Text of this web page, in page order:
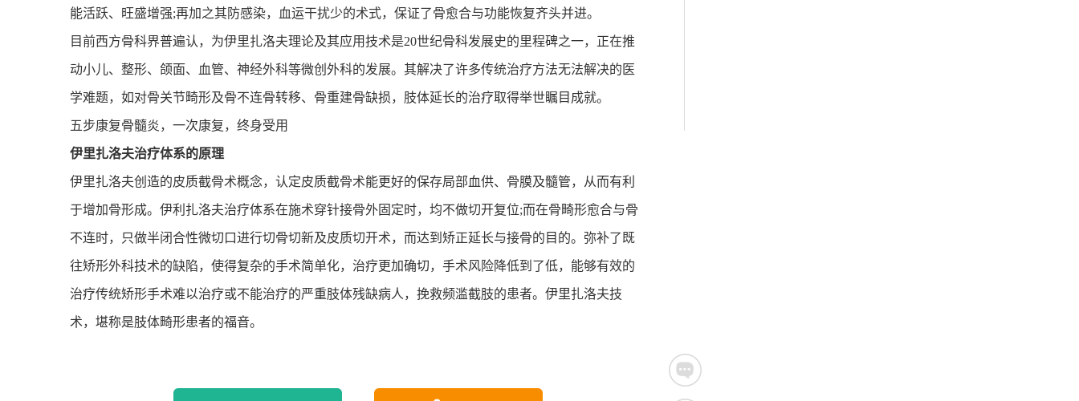
能活跃、旺盛增强;再加之其防感染，血运干扰少的术式，保证了骨愈合与功能恢复齐头并进。
目前西方骨科界普遍认，为伊里扎洛夫理论及其应用技术是20世纪骨科发展史的里程碑之一，正在推
动小儿、整形、颌面、血管、神经外科等微创外科的发展。其解决了许多传统治疗方法无法解决的医
学难题，如对骨关节畸形及骨不连骨转移、骨重建骨缺损，肢体延长的治疗取得举世瞩目成就。
五步康复骨髓炎，一次康复，终身受用
伊里扎洛夫治疗体系的原理
伊里扎洛夫创造的皮质截骨术概念，认定皮质截骨术能更好的保存局部血供、骨膜及髓管，从而有利
于增加骨形成。伊利扎洛夫治疗体系在施术穿针接骨外固定时，均不做切开复位;而在骨畸形愈合与骨
不连时，只做半闭合性微切口进行切骨切新及皮质切开术，而达到矫正延长与接骨的目的。弥补了既
往矫形外科技术的缺陷，使得复杂的手术简单化，治疗更加确切，手术风险降低到了低，能够有效的
治疗传统矫形手术难以治疗或不能治疗的严重肢体残缺病人，挽救频滥截肢的患者。伊里扎洛夫技
术，堪称是肢体畸形患者的福音。